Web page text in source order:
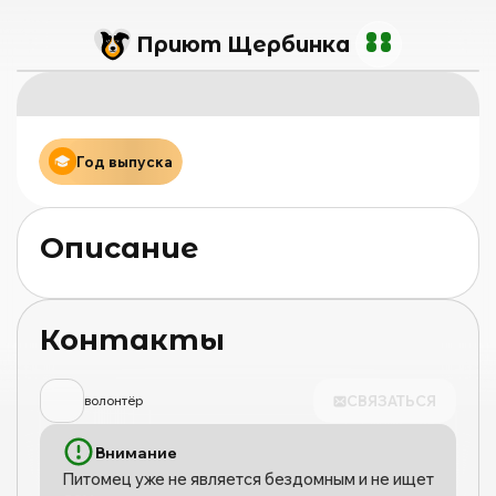
Приют Щербинка
Описание
Контакты
волонтёр СВЯЗАТЬСЯ
Внимание
Питомец уже не является бездомным и не ищет
Год выпуска